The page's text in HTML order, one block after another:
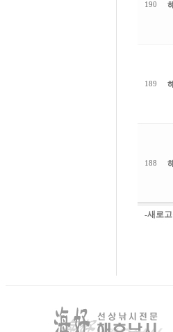
190
189
188
-새로고